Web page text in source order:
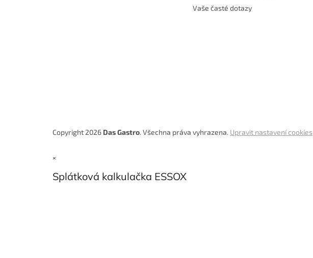
Vaše časté dotazy
Copyright 2026 Das Gastro. Všechna práva vyhrazena. Upravit nastavení cookies
×
Splátková kalkulačka ESSOX